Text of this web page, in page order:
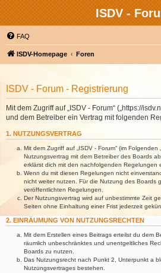
ISDV -
FAQ
ISDV-Homepage Foren
ISDV - Forum - Registrierung
Mit dem Zugriff auf „ISDV - Forum“ („https://
und dem Betreiber ein Vertrag mit folgenden
1. NUTZUNGSVERTRAG
Mit dem Zugriff auf „ISDV - Forum“ (im Folgenden
Nutzungsvertrag mit dem Betreiber des Boards
erklärst dich mit den nachfolgenden Regelungen
Wenn du mit diesen Regelungen nicht
nicht weiter nutzen. Für die Nutzung des Boards
veröffentlichten Regelungen.
Der Nutzungsvertrag wird auf unbestimmte Zeit
Seiten ohne Einhaltung einer Frist jederzeit
2. EINRÄUMUNG VON NUTZUNGSRECHTEN
Mit dem Erstellen eines Beitrags erteilst du dem
räumlich unbeschränktes und unentgeltliches
Boards zu nutzen.
Das Nutzungsrecht nach Punkt 2, Unterpunkt a
Nutzungsvertrages bestehen.